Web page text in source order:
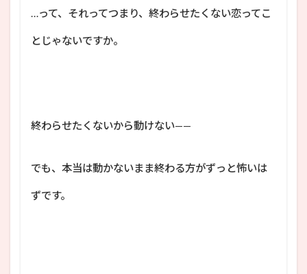
…って、それってつまり、終わらせたくない恋ってこ
とじゃないですか。
終わらせたくないから動けない——
でも、本当は動かないまま終わる方がずっと怖いは
ずです。